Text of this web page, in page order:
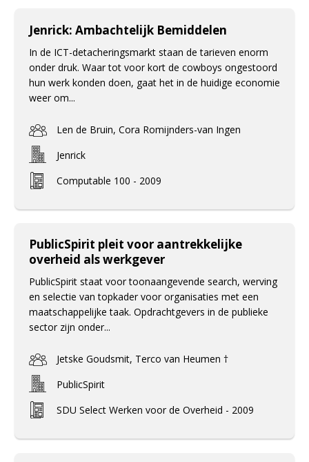
Jenrick: Ambachtelijk Bemiddelen
In de ICT-detacheringsmarkt staan de tarieven enorm
onder druk. Waar tot voor kort de cowboys ongestoord
hun werk konden doen, gaat het in de huidige economie
weer om...
Len de Bruin, Cora Romijnders-van Ingen
Jenrick
Computable 100 - 2009
PublicSpirit pleit voor aantrekkelijke
overheid als werkgever
PublicSpirit staat voor toonaangevende search, werving
en selectie van topkader voor organisaties met een
maatschappelijke taak. Opdrachtgevers in de publieke
sector zijn onder...
Jetske Goudsmit, Terco van Heumen †
PublicSpirit
SDU Select Werken voor de Overheid - 2009